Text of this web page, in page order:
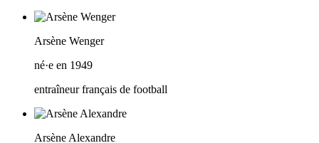
Arsène Wenger
né·e en 1949
entraîneur français de football
Arsène Alexandre